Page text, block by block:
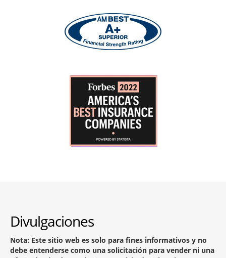
Divulgaciones
Nota: Este sitio web es solo para fines informativos y no
debe entenderse como una solicitación para vender ni una